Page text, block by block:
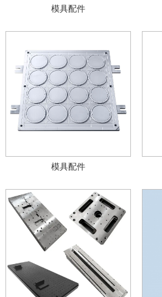
模具配件
模具配件